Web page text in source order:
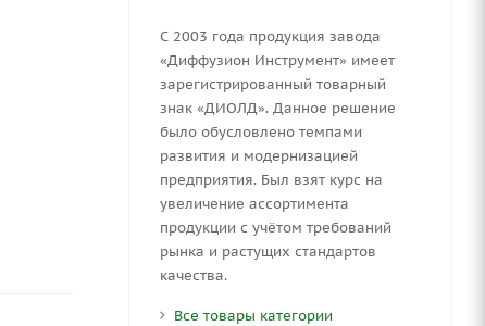
С 2003 года продукция завода
«Диффузион Инструмент» имеет
зарегистрированный товарный
знак «ДИОЛД». Данное решение
было обусловлено темпами
развития и модернизацией
предприятия. Был взят курс на
увеличение ассортимента
продукции с учётом требований
рынка и растущих стандартов
качества.
Все товары категории